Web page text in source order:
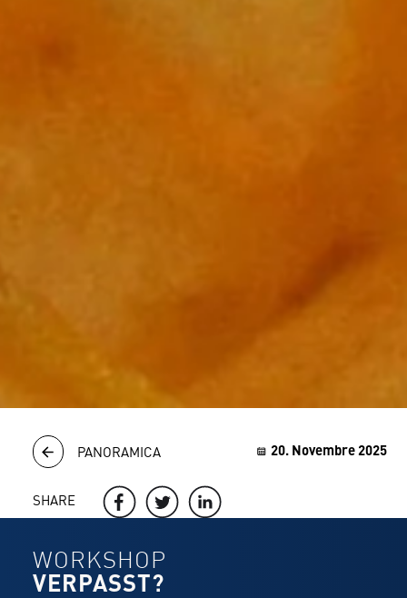
PANORAMICA
SHARE
20. Novembre 2025
WORKSHOP
VERPASST?